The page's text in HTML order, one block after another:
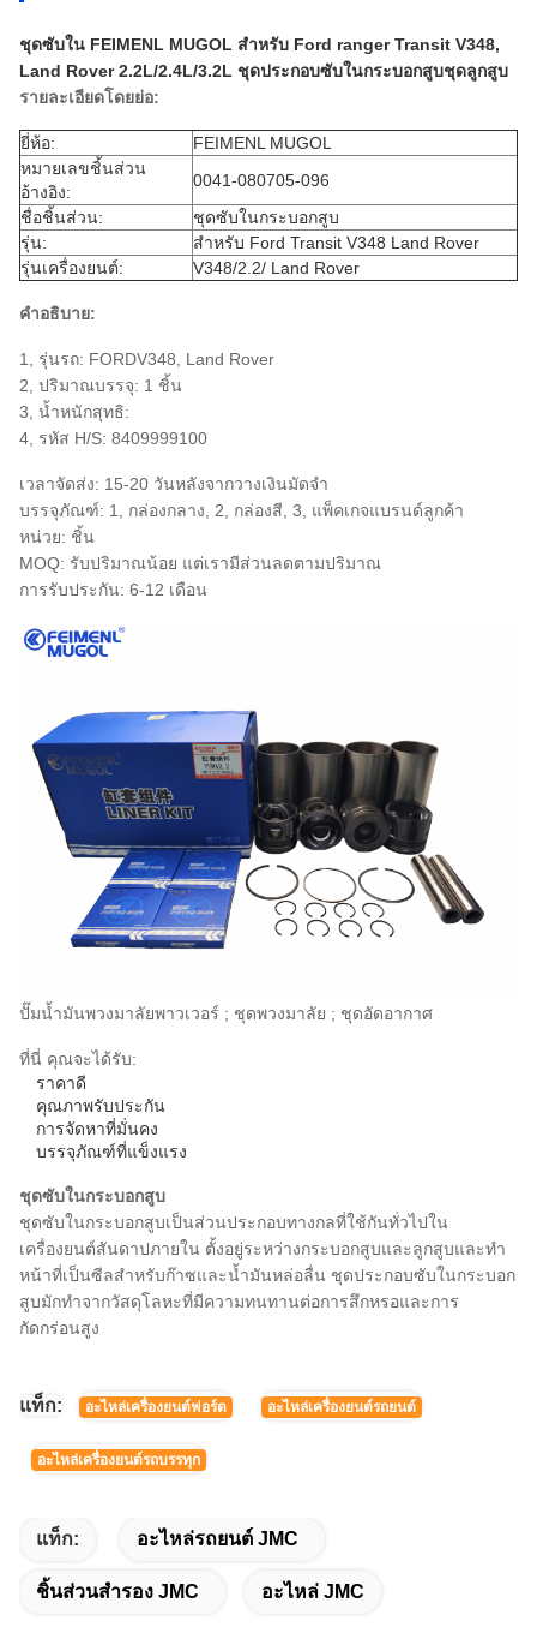
ชุดซับใน FEIMENL MUGOL สำหรับ Ford ranger Transit V348,
Land Rover 2.2L/2.4L/3.2L ชุดประกอบซับในกระบอกสูบชุดลูกสูบ
รายละเอียดโดยย่อ:
ยี่ห้อ:
FEIMENL MUGOL
หมายเลขชิ้นส่วน
อ้างอิง:
0041-080705-096
ชื่อชิ้นส่วน:
ชุดซับในกระบอกสูบ
รุ่น:
สำหรับ Ford Transit V348 Land Rover
รุ่นเครื่องยนต์:
V348/2.2/ Land Rover
คำอธิบาย:
1, รุ่นรถ: FORDV348, Land Rover
2, ปริมาณบรรจุ: 1 ชิ้น
3, น้ำหนักสุทธิ:
4, รหัส H/S: 8409999100
เวลาจัดส่ง: 15-20 วันหลังจากวางเงินมัดจำ
บรรจุภัณฑ์: 1, กล่องกลาง, 2, กล่องสี, 3, แพ็คเกจแบรนด์ลูกค้า
หน่วย: ชิ้น
MOQ: รับปริมาณน้อย แต่เรามีส่วนลดตามปริมาณ
การรับประกัน: 6-12 เดือน
ปั๊มน้ำมันพวงมาลัยพาวเวอร์ ; ชุดพวงมาลัย ; ชุดอัดอากาศ
ที่นี่ คุณจะได้รับ:
ราคาดี
คุณภาพรับประกัน
การจัดหาที่มั่นคง
บรรจุภัณฑ์ที่แข็งแรง
ชุดซับในกระบอกสูบ
ชุดซับในกระบอกสูบเป็นส่วนประกอบทางกลที่ใช้กันทั่วไปใน
เครื่องยนต์สันดาปภายใน ตั้งอยู่ระหว่างกระบอกสูบและลูกสูบและทำ
หน้าที่เป็นซีลสำหรับก๊าซและน้ำมันหล่อลื่น ชุดประกอบซับในกระบอก
สูบมักทำจากวัสดุโลหะที่มีความทนทานต่อการสึกหรอและการ
กัดกร่อนสูง
แท็ก: อะไหล่เครื่องยนต์ฟอร์ด อะไหล่เครื่องยนต์รถยนต์
อะไหล่เครื่องยนต์รถบรรทุก
แท็ก: อะไหล่รถยนต์ JMC
ชิ้นส่วนสํารอง JMC อะไหล่ JMC